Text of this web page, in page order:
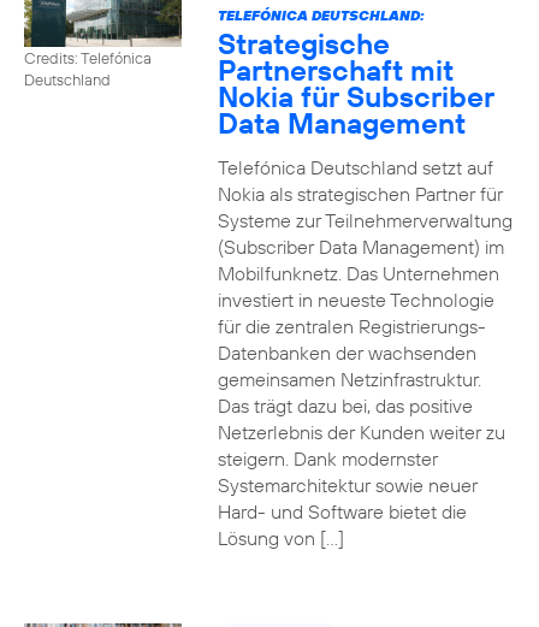
Credits: Telefónica
Deutschland
TELEFÓNICA DEUTSCHLAND:
Strategische
Partnerschaft mit
Nokia für Subscriber
Data Management
Telefónica Deutschland setzt auf
Nokia als strategischen Partner für
Systeme zur Teilnehmerverwaltung
(Subscriber Data Management) im
Mobilfunknetz. Das Unternehmen
investiert in neueste Technologie
für die zentralen Registrierungs-
Datenbanken der wachsenden
gemeinsamen Netzinfrastruktur.
Das trägt dazu bei, das positive
Netzerlebnis der Kunden weiter zu
steigern. Dank modernster
Systemarchitektur sowie neuer
Hard- und Software bietet die
Lösung von […]